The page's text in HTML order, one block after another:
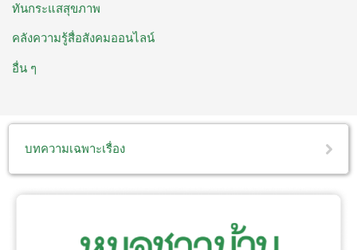
ทันกระแสสุขภาพ
คลังความรู้สื่อสังคมออนไลน์
อื่น ๆ
บทความเฉพาะเรื่อง